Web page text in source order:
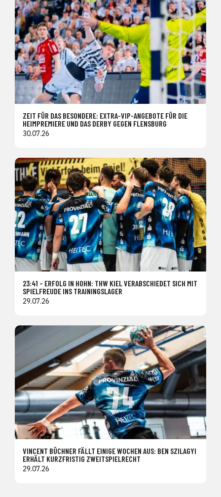
ZEIT FÜR DAS BESONDERE: EXTRA-VIP-ANGEBOTE FÜR DIE
HEIMPREMIERE UND DAS DERBY GEGEN FLENSBURG
30.07.26
23:41 – ERFOLG IN HOHN: THW KIEL VERABSCHIEDET SICH MIT
SPIELFREUDE INS TRAININGSLAGER
29.07.26
VINCENT BÜCHNER FÄLLT EINIGE WOCHEN AUS: BEN SZILAGYI
ERHÄLT KURZFRISTIG ZWEITSPIELRECHT
29.07.26